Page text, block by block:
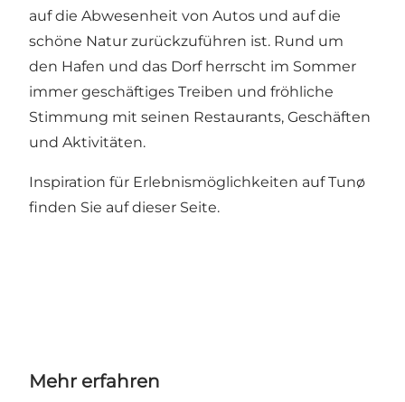
auf die Abwesenheit von Autos und auf die
schöne Natur zurückzuführen ist. Rund um
den Hafen und das Dorf herrscht im Sommer
immer geschäftiges Treiben und fröhliche
Stimmung mit seinen Restaurants, Geschäften
und Aktivitäten.
Inspiration für Erlebnismöglichkeiten auf Tunø
finden Sie auf dieser Seite.
Mehr erfahren